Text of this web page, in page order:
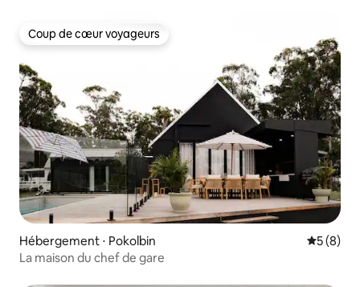
Coup de cœur voyageurs
Coup de cœur voyageurs
Hébergement ⋅ Pokolbin
5 (8)
La maison du chef de gare